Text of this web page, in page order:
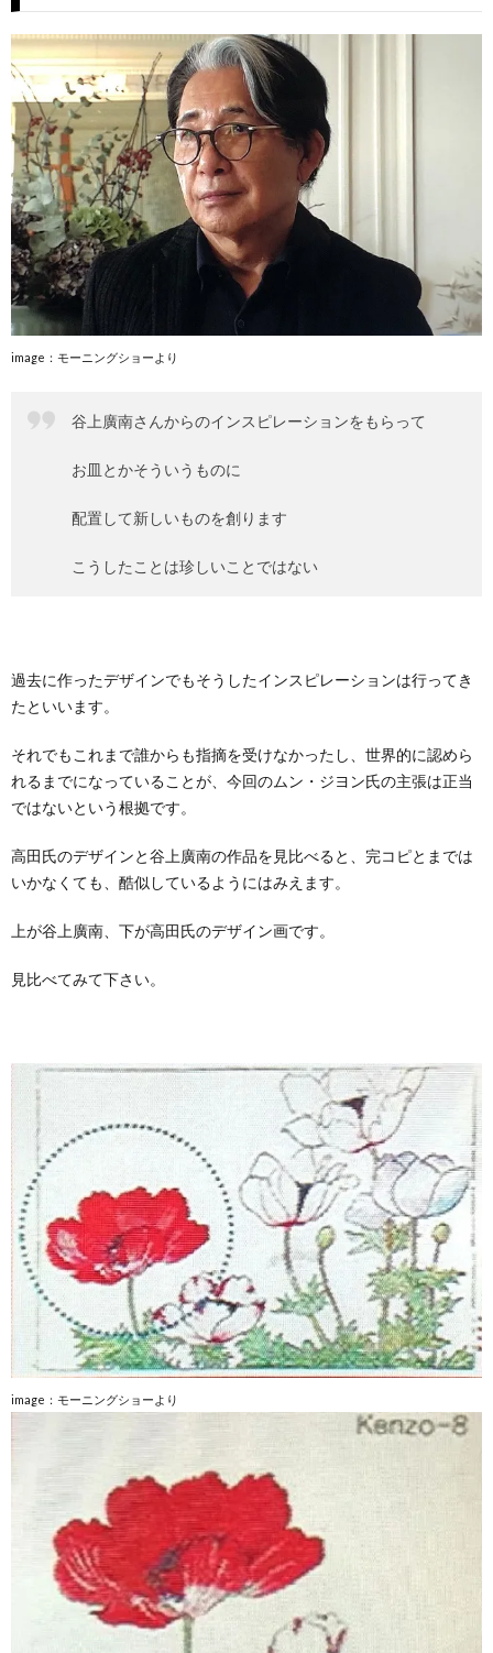
image：モーニングショーより
谷上廣南さんからのインスピレーションをもらって
お皿とかそういうものに
配置して新しいものを創ります
こうしたことは珍しいことではない
過去に作ったデザインでもそうしたインスピレーションは行ってき
たといいます。
それでもこれまで誰からも指摘を受けなかったし、世界的に認めら
れるまでになっていることが、今回のムン・ジヨン氏の主張は正当
ではないという根拠です。
高田氏のデザインと谷上廣南の作品を見比べると、完コピとまでは
いかなくても、酷似しているようにはみえます。
上が谷上廣南、下が高田氏のデザイン画です。
見比べてみて下さい。
image：モーニングショーより